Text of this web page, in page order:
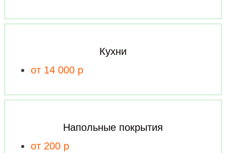
Кухни
от 14 000 р
Напольные покрытия
от 200 р